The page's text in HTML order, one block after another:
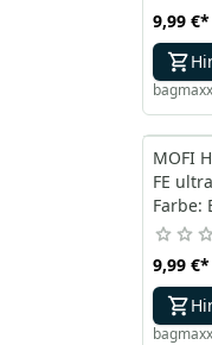
9,99 €*
bagmaxx
MOFI
FE
Farbe:
9,99 €*
bagmaxx